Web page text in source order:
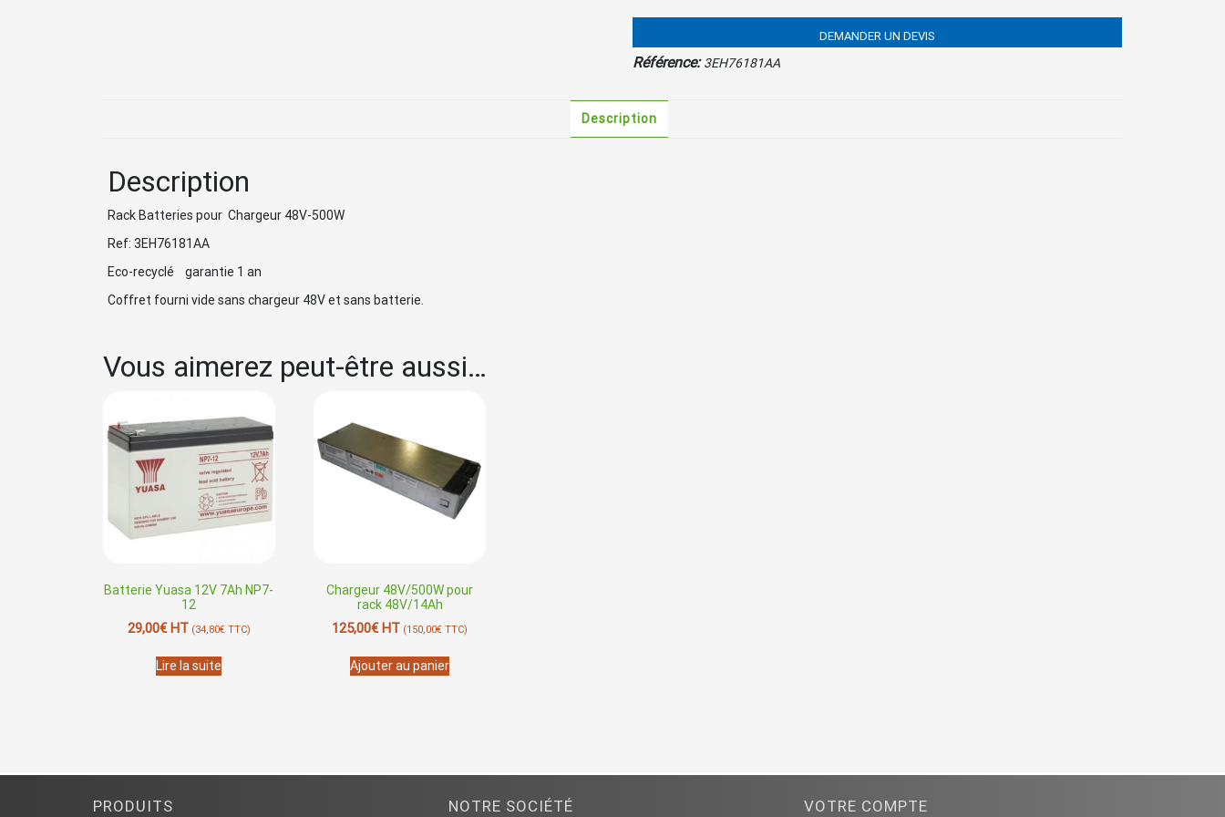
pour
48V
DEMANDER UN DEVIS
Référence:3EH76181AA
Description
Description
Rack Batteries pour Chargeur 48V-500W
Ref: 3EH76181AA
Eco-recyclé garantie 1 an
Coffret fourni vide sans chargeur 48V et sans batterie.
Vous aimerez peut-être aussi…
Batterie Yuasa 12V 7Ah NP7-
12
29,00€HT (34,80€TTC)
Lire la suite
Chargeur 48V/500W pour
rack 48V/14Ah
125,00€HT (150,00€ TTC)
Ajouter au panier
PRODUITS NOTRE SOCIÉTÉ VOTRE COMPTE